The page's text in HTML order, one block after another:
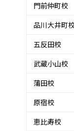
門前仲町校
品川大井町
五反田校
武蔵小山校
蒲田校
原宿校
恵比寿校